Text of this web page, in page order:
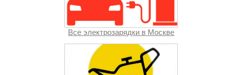
Все электрозарядки в Москве